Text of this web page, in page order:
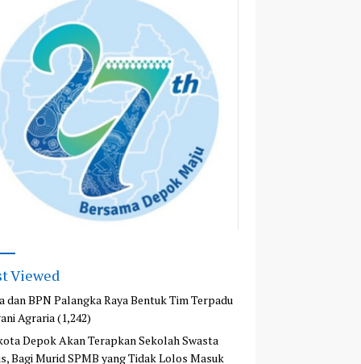
Viewed
dan BPN Palangka Raya Bentuk Tim Terpadu
Agraria(1,242)
Depok Akan Terapkan Sekolah Swasta
Bagi Murid SPMB yang Tidak Lolos Masuk